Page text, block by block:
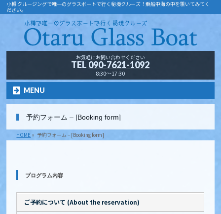
小樽 クルージングで唯一のグラスボートで行く秘境クルーズ！乗船中海の中を覗いてみてく
ださい。
お気軽にお問い合わせください
TEL 090-7621-1092
8:30～17:30
MENU
予約フォーム – [Booking form]
HOME » 予約フォーム – [Booking form]
プログラム内容
ご予約について (About the reservation)